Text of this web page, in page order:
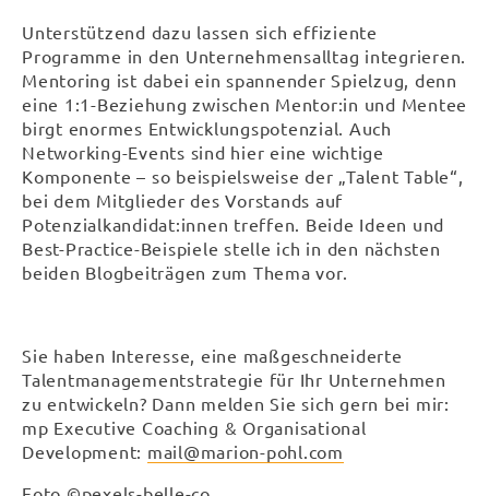
Unterstützend dazu lassen sich effiziente
Programme in den Unternehmensalltag integrieren.
Mentoring ist dabei ein spannender Spielzug, denn
eine 1:1-Beziehung zwischen Mentor:in und Mentee
birgt enormes Entwicklungspotenzial. Auch
Networking-Events sind hier eine wichtige
Komponente – so beispielsweise der „Talent Table“,
bei dem Mitglieder des Vorstands auf
Potenzialkandidat:innen treffen. Beide Ideen und
Best-Practice-Beispiele stelle ich in den nächsten
beiden Blogbeiträgen zum Thema vor.
Sie haben Interesse, eine maßgeschneiderte
Talentmanagementstrategie für Ihr Unternehmen
zu entwickeln? Dann melden Sie sich gern bei mir:
mp Executive Coaching & Organisational
Development: mail@marion-pohl.com